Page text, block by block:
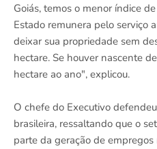
Goiás, temos o menor índice
Estado remunera pelo serviço
deixar sua propriedade sem
hectare. Se houver nascente
hectare ao ano", explicou.
O chefe do Executivo
brasileira, ressaltando que o
parte da geração de